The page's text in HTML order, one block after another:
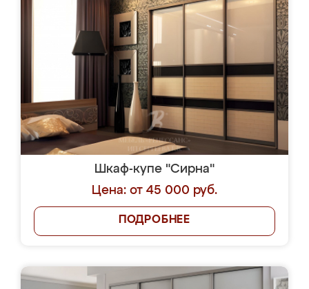
Шкаф-купе "Сирна"
Цена: от 45 000 руб.
ПОДРОБНЕЕ